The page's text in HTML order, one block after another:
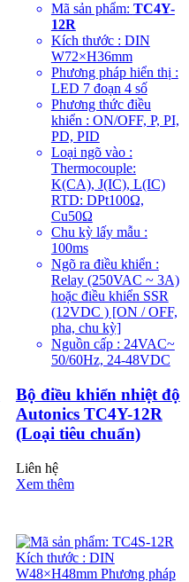
Mã sản phẩm: TC4Y-
12R
Kích thước : DIN
W72×H36mm
Phương pháp hiển thị :
LED 7 đoạn 4 số
Phương thức điều
khiển : ON/OFF, P, PI,
PD, PID
Loại ngõ vào :
Thermocouple:
K(CA), J(IC), L(IC)
RTD: DPt100Ω,
Cu50Ω
Chu kỳ lấy mẫu :
100ms
Ngõ ra điều khiển :
Relay (250VAC ~ 3A)
hoặc điều khiển SSR
(12VDC ) [ON / OFF,
pha, chu kỳ]
Nguồn cấp : 24VAC~
50/60Hz, 24-48VDC
Bộ điều khiển nhiệt độ
Autonics TC4Y-12R
(Loại tiêu chuẩn)
Liên hệ
Xem thêm